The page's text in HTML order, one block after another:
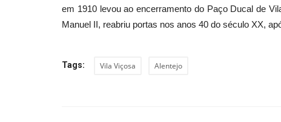
em 1910 levou ao encerramento do Paço Ducal de
Manuel II, reabriu portas nos anos 40 do século XX,
Tags: Vila Viçosa Alentejo